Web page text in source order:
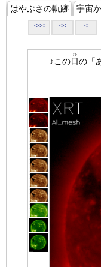
はやぶさの軌跡 宇宙
<<< << <
♪この日
ひ
の「